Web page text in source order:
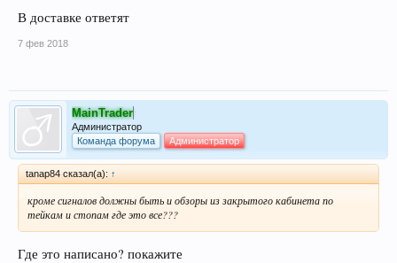
В доставке ответят
7 фев 2018
MainTrader
Администратор
Команда форума
Администратор
tanap84 сказал(а): ↑
кроме сигналов должны быть и обзоры из закрытого кабинета по
тейкам и стопам где это все???
Где это написано? покажите